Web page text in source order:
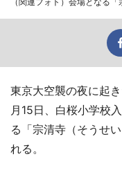
東京大空襲の夜に起
月15日、白桜小学校
る「宗清寺（そうせ
れる。